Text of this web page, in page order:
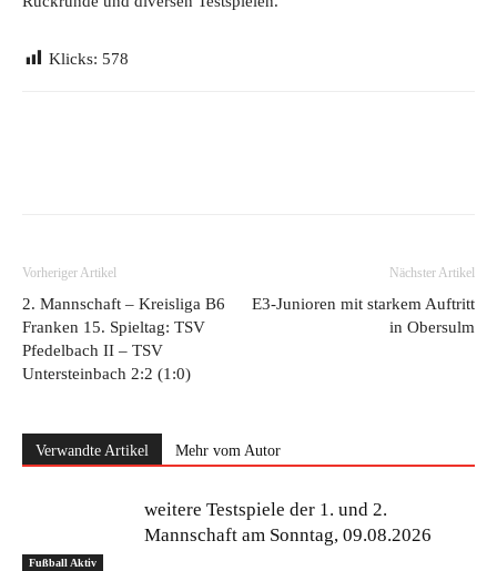
Klicks: 578
Vorheriger Artikel
2. Mannschaft – Kreisliga B6
Franken 15. Spieltag: TSV
Pfedelbach II – TSV
Untersteinbach 2:2 (1:0)
Nächster Artikel
E3-Junioren mit starkem Auftritt
in Obersulm
Verwandte Artikel Mehr vom Autor
Fußball Aktiv
weitere Testspiele der 1. und 2.
Mannschaft am Sonntag, 09.08.2026